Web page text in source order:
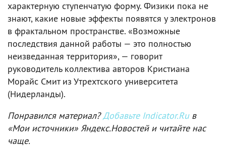
характерную ступенчатую форму. Физики пока не
знают, какие новые эффекты появятся у электронов
в фрактальном пространстве. «Возможные
последствия данной работы — это полностью
неизведанная территория», — говорит
руководитель коллектива авторов Кристиана
Морайс Смит из Утрехтского университета
(Нидерланды).
Понравился материал?Добавьте Indicator.Ruв
«Мои источники» Яндекс.Новостей и читайте нас
чаще.